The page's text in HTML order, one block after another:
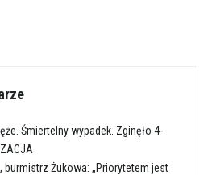
Śmiertelny wypadek. Zginęło 4-
burmistrz Żukowa: „Priorytetem jest